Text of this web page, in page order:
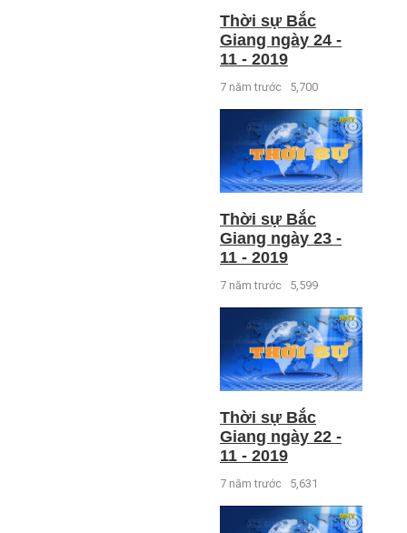
Thời sự Bắc
Giang ngày 24 -
11 - 2019
7 năm trước 5,700
Thời sự Bắc
Giang ngày 23 -
11 - 2019
7 năm trước 5,599
Thời sự Bắc
Giang ngày 22 -
11 - 2019
7 năm trước 5,631